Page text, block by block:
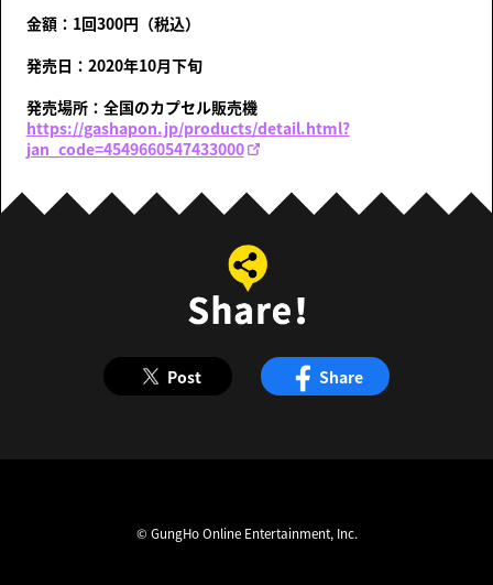
金額：1回300円（税込）
発売日：2020年10月下旬
発売場所：全国のカプセル販売機
https://gashapon.jp/products/detail.html?
jan_code=4549660547433000
Post Share
© GungHo Online Entertainment, Inc.